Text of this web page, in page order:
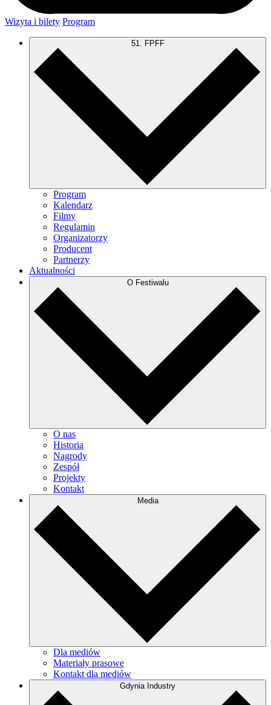
Wizyta i bilety Program
51. FPFF
Program
Kalendarz
Filmy
Regulamin
Organizatorzy
Producent
Partnerzy
Aktualności
O Festiwalu
O nas
Historia
Nagrody
Zespół
Projekty
Kontakt
Media
Dla mediów
Materiały prasowe
Kontakt dla mediów
Gdynia Industry